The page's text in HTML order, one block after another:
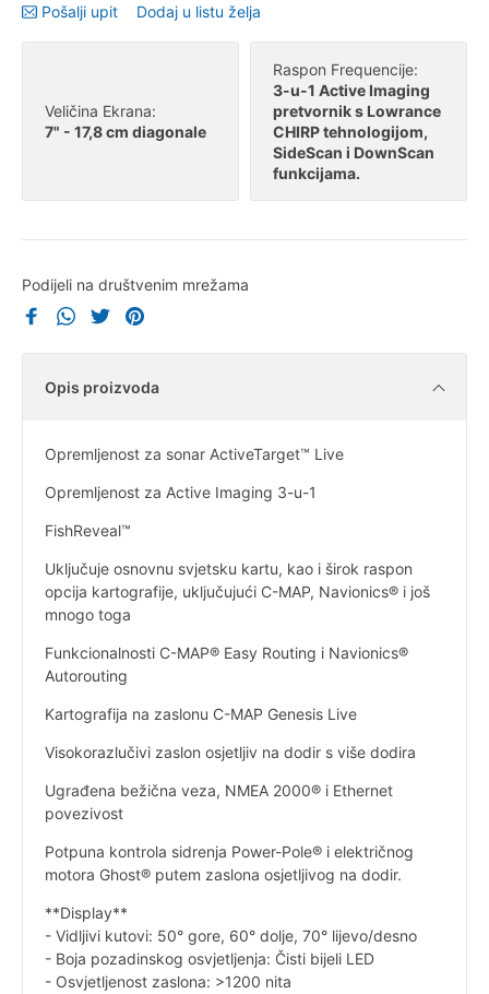
Pošalji upit Dodaj u listu želja
Veličina Ekrana:
7" - 17,8 cm diagonale
Raspon Frequencije:
3-u-1 Active Imaging
pretvornik s Lowrance
CHIRP tehnologijom,
SideScan i DownScan
funkcijama.
Podijeli na društvenim mrežama
Opis proizvoda
Opremljenost za sonar ActiveTarget™ Live
Opremljenost za Active Imaging 3-u-1
FishReveal™
Uključuje osnovnu svjetsku kartu, kao i širok raspon
opcija kartografije, uključujući C-MAP, Navionics® i još
mnogo toga
Funkcionalnosti C-MAP® Easy Routing i Navionics®
Autorouting
Kartografija na zaslonu C-MAP Genesis Live
Visokorazlučivi zaslon osjetljiv na dodir s više dodira
Ugrađena bežična veza, NMEA 2000® i Ethernet
povezivost
Potpuna kontrola sidrenja Power-Pole® i električnog
motora Ghost® putem zaslona osjetljivog na dodir.
**Display**
- Vidljivi kutovi: 50° gore, 60° dolje, 70° lijevo/desno
- Boja pozadinskog osvjetljenja: Čisti bijeli LED
- Osvjetljenost zaslona: >1200 nita